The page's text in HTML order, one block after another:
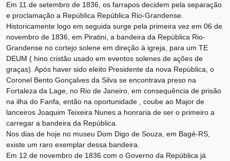
Em 11 de setembro de 1836, os farrapos decidem pela separação
e proclamação a República República Rio-Grandense.
Historicamente logo em seguida surge pela primeira vez em 06 de
novembro de 1836, em Piratini, a bandeira da República Rio-
Grandense no cortejo solene em direção à igreja, para um TE
DEUM ( hino cristão usado em eventos solenes de ações de
graças). Após haver sido eleito Presidente da nova República, o
Coronel Bento Gonçalves da Silva se encontrava preso na
Fortaleza da Lage, no Rio de Janeiro, em consequência de prisão
na ilha do Fanfa, então na oportunidade , coube ao Major de
lanceiros Joaquim Teixeira Nunes a honraria de ser o primeiro a
carregar a bandeira da República.
Nos dias de hoje no museu Dom Digo de Souza, em Bagé-RS,
existe um raro exemplar dessa bandeira.
Em 12 de novembro de 1836 com o Governo da República já